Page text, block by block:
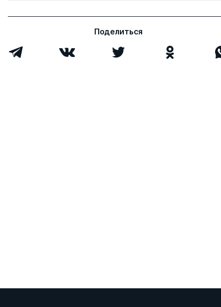
Поделиться